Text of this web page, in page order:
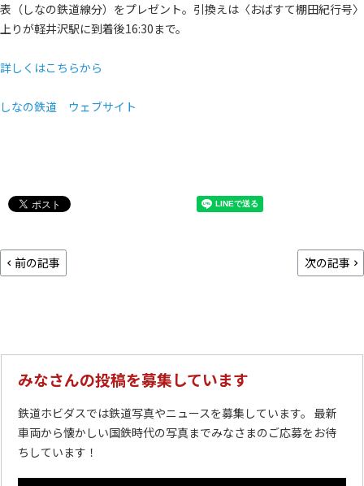
表（しなの鉄道線分）をプレゼント。引換えは〈おばすて棚田紀行号〉
上りが軽井沢駅に到着後16:30まで。
詳しくはこちらから
しなの鉄道 ウェブサイト
前の記事 次の記事
みなさんの投稿を募集しています
鉄道ホビダスでは鉄道写真やニュースを募集しています。 最新
車両から懐かしい国鉄時代の写真までみなさまのご応募をお待
ちしています！